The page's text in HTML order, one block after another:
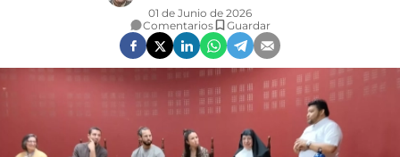
VÍDEOS
01 de Junio de 2026
Comentarios
Guardar